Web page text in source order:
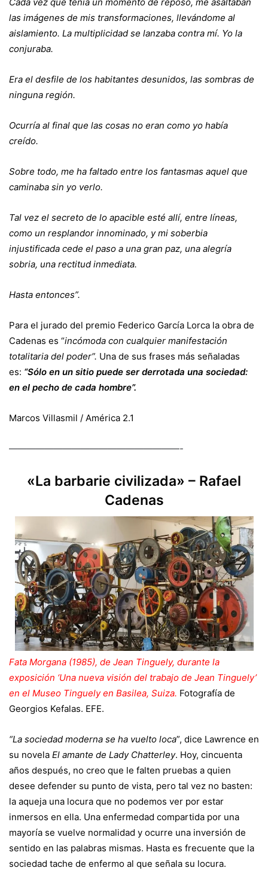
las imágenes de mis transformaciones, llevándome al
aislamiento. La multiplicidad se lanzaba contra mí. Yo la
conjuraba.
Era el desfile de los habitantes desunidos, las sombras de
ninguna región.
Ocurría al final que las cosas no eran como yo había
creído.
Sobre todo, me ha faltado entre los fantasmas aquel que
caminaba sin yo verlo.
Tal vez el secreto de lo apacible esté allí, entre líneas,
como un resplandor innominado, y mi soberbia
injustificada cede el paso a una gran paz, una alegría
sobria, una rectitud inmediata.
Hasta entonces”.
Para el jurado del premio Federico García Lorca la obra de
Cadenas es “incómoda con cualquier manifestación
totalitaria del poder”. Una de sus frases más señaladas
es: “Sólo en un sitio puede ser derrotada una sociedad:
en el pecho de cada hombre”.
Marcos Villasmil / América 2.1
———————————————————-
«La barbarie civilizada» – Rafael
Cadenas
Fata Morgana (1985), de Jean Tinguely, durante la
exposición ‘Una nueva visión del trabajo de Jean Tinguely’
en el Museo Tinguely en Basilea, Suiza. Fotografía de
Georgios Kefalas. EFE.
“La sociedad moderna se ha vuelto loca”, dice Lawrence en
su novela El amante de Lady Chatterley. Hoy, cincuenta
años después, no creo que le falten pruebas a quien
desee defender su punto de vista, pero tal vez no basten:
la aqueja una locura que no podemos ver por estar
inmersos en ella. Una enfermedad compartida por una
mayoría se vuelve normalidad y ocurre una inversión de
sentido en las palabras mismas. Hasta es frecuente que la
sociedad tache de enfermo al que señala su locura.